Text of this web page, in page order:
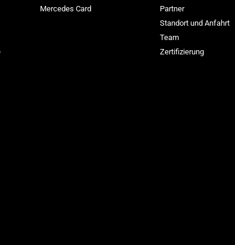
Mercedes Card
Partner
Standort und Anfahrt
Team
Zertifizierung